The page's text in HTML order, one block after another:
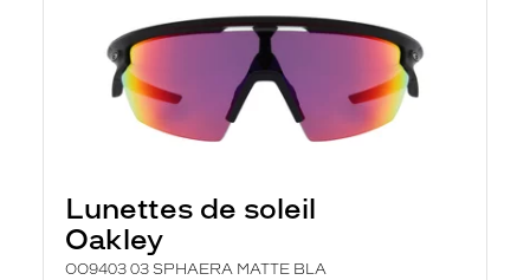
Lunettes de soleil
Oakley
OO9403 03 SPHAERA MATTE BLA